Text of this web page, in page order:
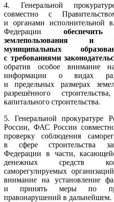
4. Генеральной
совместно с
и органами исполнительной
Федерации
землепользования и
муниципальных
с требованиями
обратив особое внимание
информации о видах
и предельных размерах
разрешённого
капитального строительства.
5. Генеральной прокуратуре
России, ФАС России
проверку соблюдения
в сфере строительства
Федерации в части,
денежных средств
саморегулируемых
внимание на установление
и принять меры по
правонарушений в дальнейшем.